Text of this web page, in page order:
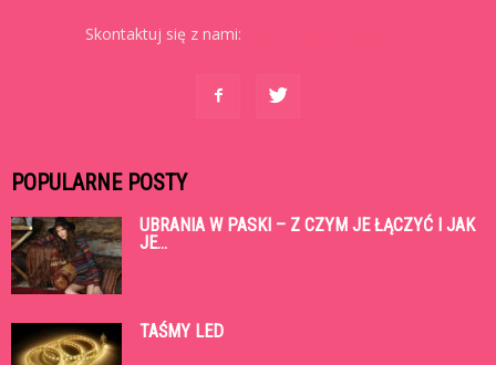
Skontaktuj się z nami:
POPULARNE POSTY
UBRANIA W PASKI – Z CZYM JE ŁĄCZYĆ I JAK
JE...
TAŚMY LED